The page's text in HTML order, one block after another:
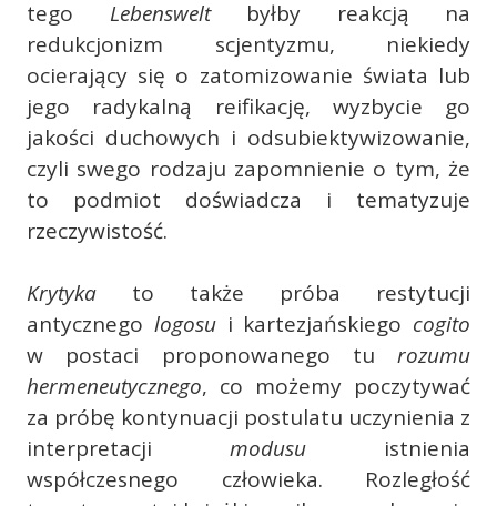
tego Lebenswelt byłby reakcją na
redukcjonizm scjentyzmu, niekiedy
ocierający się o zatomizowanie świata lub
jego radykalną reifikację, wyzbycie go
jakości duchowych i odsubiektywizowanie,
czyli swego rodzaju zapomnienie o tym, że
to podmiot doświadcza i tematyzuje
rzeczywistość.
Krytyka to także próba restytucji
antycznego logosui kartezjańskiego cogito
w postaci proponowanego tu rozumu
hermeneutycznego, co możemy poczytywać
za próbę kontynuacji postulatu uczynienia z
interpretacji modusu istnienia
współczesnego człowieka. Rozległość